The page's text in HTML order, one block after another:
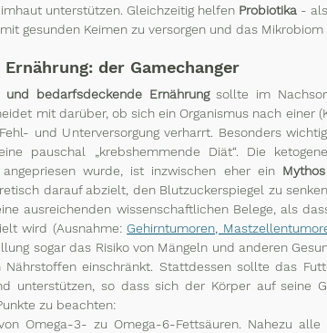
unterstützen. Gleichzeitig helfen Probiotika -
gesunden Keimen zu versorgen und das
der Gamechanger
und bedarfsdeckende Ernährung sollte im
mit darüber, ob sich ein Organismus nach einer
und Unterversorgung verharrt. Besonders
pauschal „krebshemmende Diät“. Die
wurde, ist inzwischen eher ein Mythos
darauf abzielt, den Blutzuckerspiegel zu
ausreichenden wissenschaftlichen Belege, als
wird (Ausnahme: Gehirntumoren,
sogar das Risiko von Mängeln und anderen
einschränkt. Stattdessen sollte das
unterstützen, so dass sich der Körper auf seine
zu beachten:
Omega-3- zu Omega-6-Fettsäuren. Nahezu